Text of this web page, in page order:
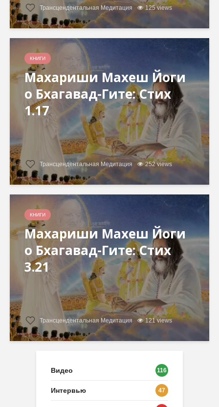
Трансцендентальная Медитация 125 views
КНИГИ
Махариши Махеш Йоги
о Бхагавад-Гите: Стих
1.17
Трансцендентальная Медитация 252 views
КНИГИ
Махариши Махеш Йоги
о Бхагавад-Гите: Стих
3.21
Трансцендентальная Медитация 121 views
Видео 116
Интервью 47